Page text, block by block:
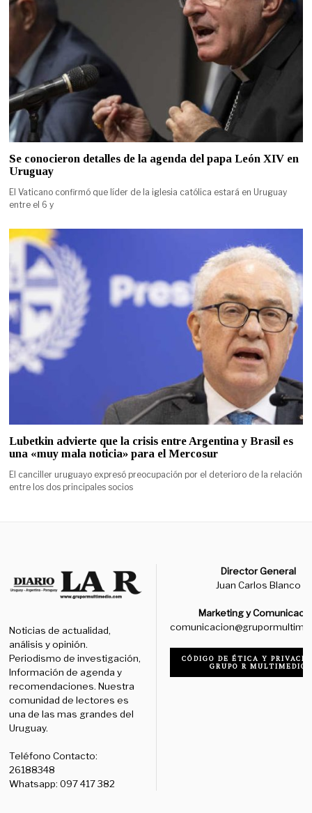
Se conocieron detalles de la agenda del papa León XIV en
Uruguay
El Vaticano confirmó que líder de la iglesia católica estará en Uruguay
entre el 6 y
Lubetkin advierte que la crisis entre Argentina y Brasil es
una «muy mala noticia» para el Mercosur
El canciller uruguayo expresó preocupación por el deterioro de la relación
entre los dos principales socios
Noticias de actualidad,
análisis y opinión.
Periodismo de investigación,
Información de agenda y
recomendaciones. Nuestra
comunidad de lectores es
una de las mas grandes del
Uruguay.
Teléfono Contacto:
26188348
Whatsapp: 097 417 382
Director General
Juan Carlos Blanco
Marketing y
CÓDIGO DE ÉTICA Y
GRUPO R MULTIMEDIO